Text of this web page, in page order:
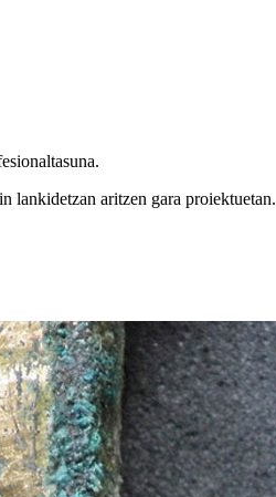
lankidetzan aritzen gara proiektuetan.